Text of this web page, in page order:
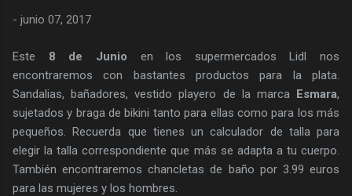
- junio 07, 2017
Este 8 de Junio en los supermercados Lidl nos
encontraremos con bastantes productos para la plata.
Sandalias, bañadores, vestido playero de la marca Esmara,
sujetados y braga de bikini tanto para ellas como para los más
pequeños. Recuerda que tienes un calculador de talla para
elegir la talla correspondiente que más se adapta a tu cuerpo.
También encontraremos chancletas de baño por 3.99 euros
para las mujeres y los hombres.